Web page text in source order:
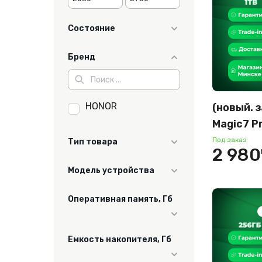
Состояние
Бренд
HONOR
Тип товара
Смартфон
Модель устройства
Оперативная память, Гб
Емкость накопителя, Гб
(новый.
Magic7
(белый)
Под заказ
2 980